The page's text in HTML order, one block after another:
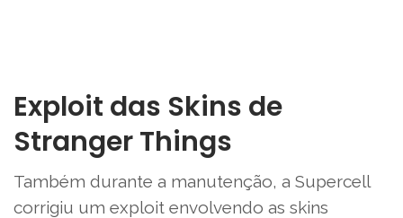
Exploit das Skins de
Stranger Things
Também durante a manutenção, a Supercell
corrigiu um exploit envolvendo as skins